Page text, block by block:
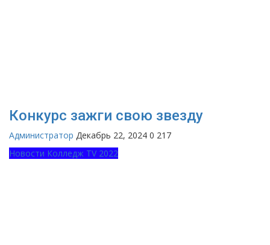
Конкурс зажги свою звезду
Администратор Декабрь 22, 2024 0 217
Новости Колледж TV 2022